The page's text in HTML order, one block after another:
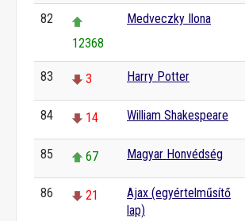
82
12368
Medveczky Ilona
83 3 Harry Potter
84 14 William Shakespeare
85 67 Magyar Honvédség
86 21
Ajax (egyértelműsítő
lap)